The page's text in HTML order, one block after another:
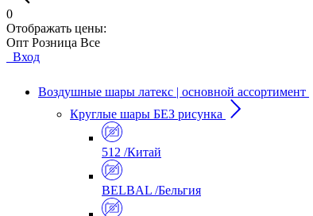
0
Отображать цены:
Опт Розница Все
Вход
Воздушные шары латекс | основной ассортимент
Круглые шары БЕЗ рисунка
512 /Китай
BELBAL /Бельгия